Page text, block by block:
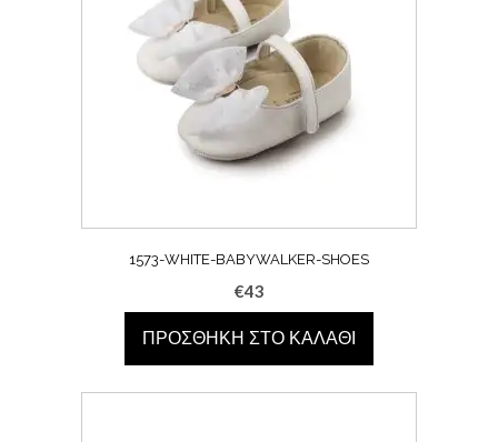
1573-WHITE-BABYWALKER-SHOES
€43
ΠΡΟΣΘΉΚΗ ΣΤΟ ΚΑΛΆΘΙ